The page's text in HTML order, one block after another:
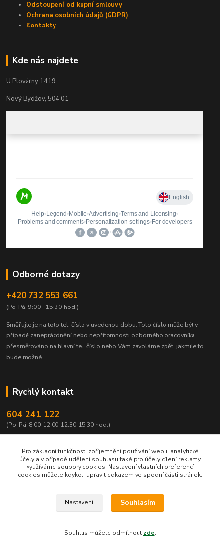
Odstoupení od kupní smlouvy
Ochrana osobních údajů (GDPR)
Kontakty
Kde nás najdete
U Plovárny 1419
Nový Bydžov, 504 01
Odborné dotazy
+420 732 553 661
(Po-Pá, 9:00 -15:30 hod.)
Směřujte je na toto tel. číslo v uvedenou dobu. Toto číslo může být v
případě zaneprázdnění nebo nepřítomnosti odborného pracovníka
přesměrováno na hlavní tel. číslo nebo Vám zavoláme zpět, jakmile to
bude možné.
Rychlý kontakt
604 241 122
(Po-Pá, 8:00-12:00-12:30-15:30 hod.)
Copyright © 2022 Ing. Miloš Hušek - QTEST. Všechna práva vyhrazena.
Jakékoliv užití obsahu včetně převzetí, šíření či dalšího zpřístupňování článků,
majitele webu a ochranné známky QTEST zakázáno.
Pro základní funkčnost, zpříjemnění používání webu, analytické
účely a v případě udělení souhlasu také pro účely cílení reklamy
využíváme soubory cookies. Nastavení vlastních preferencí
cookies můžete kdykoli upravit odkazem ve spodní části stránek.
Nastavení Souhlasím
Souhlas můžete odmítnout zde.